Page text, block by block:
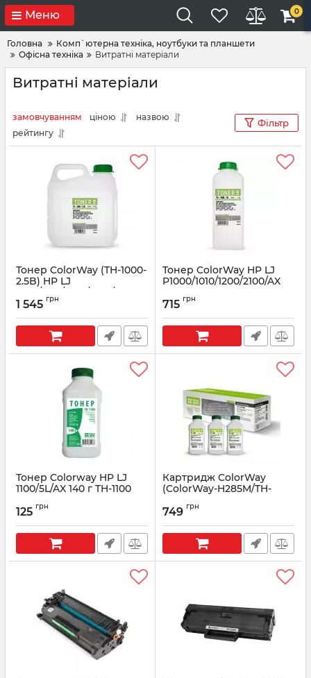
Меню 0
Головна
Комп`ютерна техніка, ноутбуки та планшети
Офісна техніка
Витратні матеріали
Витратні матеріали
замовчуванням ціною
назвою
рейтингу
Фільтр
Тонер ColorWay (TH-1000-
2.5B) HP LJ
1000/1010/1200/2100/AX
2.5кг
Артикул: TH-1000-2.5B
1 545 грн
Тонер ColorWay HP LJ
P1000/1010/1200/2100/AX
Артикул:
715 грн
Тонер Colorway HP LJ
1100/5L/AX 140 г TH-1100
125 грн
Картридж ColorWay
(ColorWay-H285M/TH-
LBP6000/MF3010 (Canon
1005) 3х60г
CW-H285M/TH-1005
749 грн